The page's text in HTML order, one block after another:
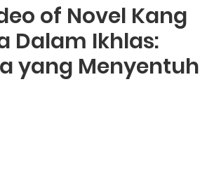
of Novel Kang
Dalam Ikhlas:
yang Menyentuh